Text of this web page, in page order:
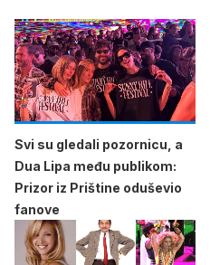
Svi su gledali pozornicu, a
Dua Lipa među publikom:
Prizor iz Prištine oduševio
fanove